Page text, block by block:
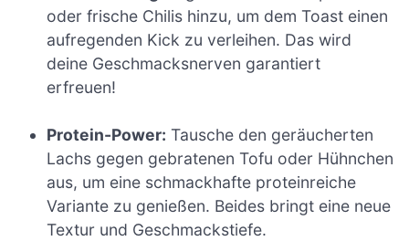
oder frische Chilis hinzu, um dem Toast einen
aufregenden Kick zu verleihen. Das wird
deine Geschmacksnerven garantiert
erfreuen!
Protein-Power: Tausche den geräucherten
Lachs gegen gebratenen Tofu oder Hühnchen
aus, um eine schmackhafte proteinreiche
Variante zu genießen. Beides bringt eine neue
Textur und Geschmackstiefe.